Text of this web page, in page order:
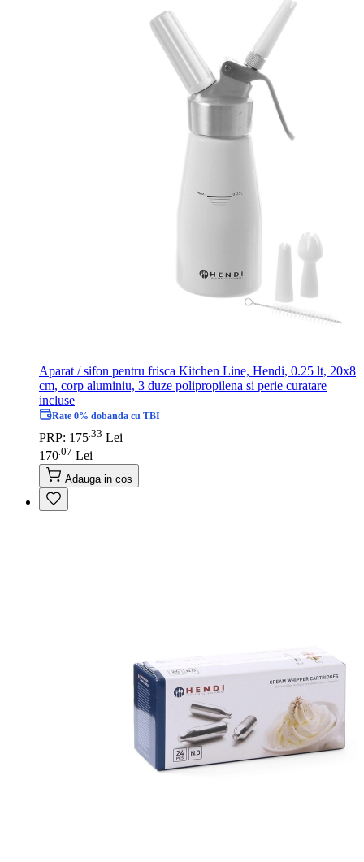
Aparat / sifon pentru frisca Kitchen Line, Hendi, 0.25 lt, 20x8
cm, corp aluminiu, 3 duze polipropilena si perie curatare
incluse
Rate 0% dobanda cu TBI
PRP: 175 33 Lei
170.07 Lei
Adauga in cos